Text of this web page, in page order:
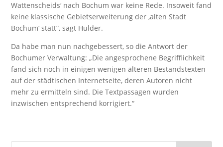
Wattenscheids‘ nach Bochum war keine Rede. Insoweit fand
keine klassische Gebietserweiterung der ‚alten Stadt
Bochum‘ statt“, sagt Hülder.
Da habe man nun nachgebessert, so die Antwort der
Bochumer Verwaltung: „Die angesprochene Begrifflichkeit
fand sich noch in einigen wenigen älteren Bestandstexten
auf der städtischen Internetseite, deren Autoren nicht
mehr zu ermitteln sind. Die Textpassagen wurden
inzwischen entsprechend korrigiert.“